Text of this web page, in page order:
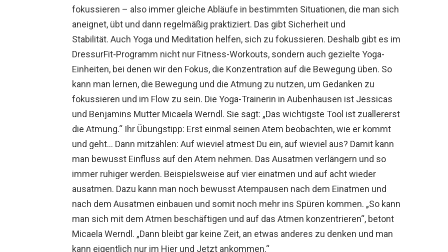
fokussieren – also immer gleiche Abläufe in bestimmten Situationen, die man sich
aneignet, übt und dann regelmäßig praktiziert. Das gibt Sicherheit und
Stabilität. Auch Yoga und Meditation helfen, sich zu fokussieren. Deshalb gibt es im
DressurFit-Programm nicht nur Fitness-Workouts, sondern auch gezielte Yoga-
Einheiten, bei denen wir den Fokus, die Konzentration auf die Bewegung üben. So
kann man lernen, die Bewegung und die Atmung zu nutzen, um Gedanken zu
fokussieren und im Flow zu sein. Die Yoga-Trainerin in Aubenhausen ist Jessicas
und Benjamins Mutter Micaela Werndl. Sie sagt: „Das wichtigste Tool ist zuallererst
die Atmung.“ Ihr Übungstipp: Erst einmal seinen Atem beobachten, wie er kommt
und geht… Dann mitzählen: Auf wieviel atmest Du ein, auf wieviel aus? Damit kann
man bewusst Einfluss auf den Atem nehmen. Das Ausatmen verlängern und so
immer ruhiger werden. Beispielsweise auf vier einatmen und auf acht wieder
ausatmen. Dazu kann man noch bewusst Atempausen nach dem Einatmen und
nach dem Ausatmen einbauen und somit noch mehr ins Spüren kommen. „So kann
man sich mit dem Atmen beschäftigen und auf das Atmen konzentrieren“, betont
Micaela Werndl. „Dann bleibt gar keine Zeit, an etwas anderes zu denken und man
kann eigentlich nur im Hier und Jetzt ankommen.“